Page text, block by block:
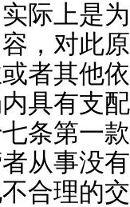
际上是
，对此
者其他
具有支
条第一
从事没
合理的